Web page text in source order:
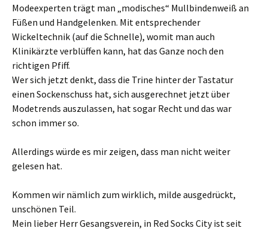
Modeexperten trägt man „modisches“ Mullbindenweiß an
Füßen und Handgelenken. Mit entsprechender
Wickeltechnik (auf die Schnelle), womit man auch
Klinikärzte verblüffen kann, hat das Ganze noch den
richtigen Pfiff.
Wer sich jetzt denkt, dass die Trine hinter der Tastatur
einen Sockenschuss hat, sich ausgerechnet jetzt über
Modetrends auszulassen, hat sogar Recht und das war
schon immer so.
Allerdings würde es mir zeigen, dass man nicht weiter
gelesen hat.
Kommen wir nämlich zum wirklich, milde ausgedrückt,
unschönen Teil.
Mein lieber Herr Gesangsverein, in Red Socks City ist seit